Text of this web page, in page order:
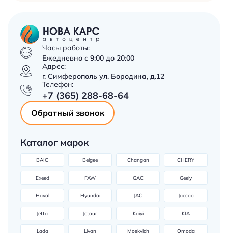
Часы работы:
Ежедневно с 9:00 до 20:00
Адрес:
г. Симферополь ул. Бородина, д.12
Телефон:
+7 (365) 288-68-64
Обратный звонок
Каталог марок
BAIC Belgee Changan CHERY
Exeed FAW GAC Geely
Haval Hyundai JAC Jaecoo
Jetta Jetour Kaiyi KIA
Lada Livan Moskvich Omoda